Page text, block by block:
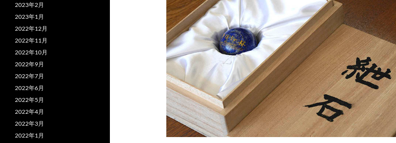
2023年2月
2023年1月
2022年12月
2022年11月
2022年10月
2022年9月
2022年7月
2022年6月
2022年5月
2022年4月
2022年3月
2022年1月